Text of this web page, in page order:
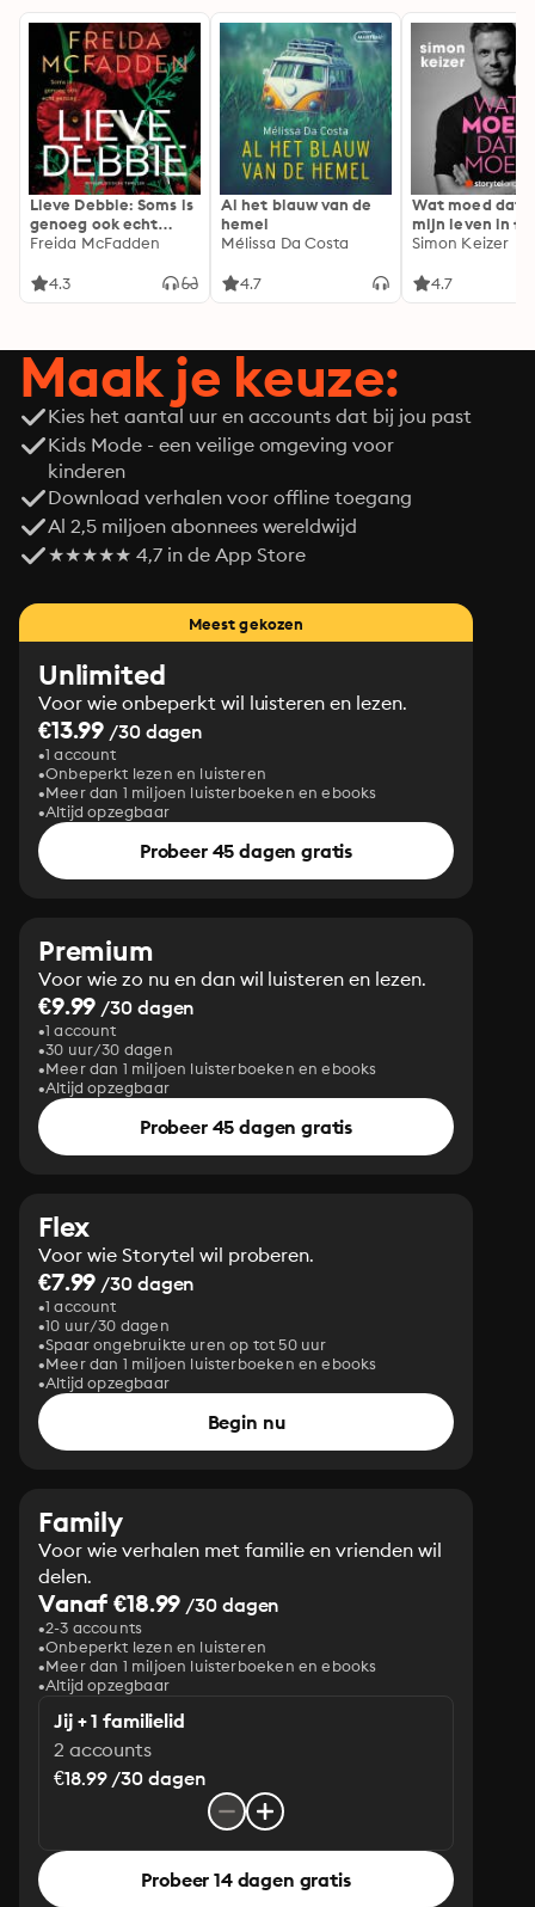
Lieve Debbie: Soms is
genoeg ook echt
genoeg...
Freida McFadden
4.3
Al het blauw van de
hemel
Mélissa Da Costa
4.7
Wat moed dat
mijn leven in
Simon Keizer
4.7
Maak je keuze:
Kies het aantal uur en accounts dat bij jou past
Kids Mode - een veilige omgeving voor
kinderen
Download verhalen voor offline toegang
Al 2,5 miljoen abonnees wereldwijd
★★★★★ 4,7 in de App Store
Meest gekozen
Unlimited
Voor wie onbeperkt wil luisteren en lezen.
€13.99 /30 dagen
1 account
Onbeperkt lezen en luisteren
Meer dan 1 miljoen luisterboeken en ebooks
Altijd opzegbaar
Probeer 45 dagen gratis
Premium
Voor wie zo nu en dan wil luisteren en lezen.
€9.99 /30 dagen
1 account
30 uur/30 dagen
Meer dan 1 miljoen luisterboeken en ebooks
Altijd opzegbaar
Probeer 45 dagen gratis
Flex
Voor wie Storytel wil proberen.
€7.99 /30 dagen
1 account
10 uur/30 dagen
Spaar ongebruikte uren op tot 50 uur
Meer dan 1 miljoen luisterboeken en ebooks
Altijd opzegbaar
Begin nu
Family
Voor wie verhalen met familie en vrienden wil
delen.
Vanaf €18.99 /30 dagen
2-3 accounts
Onbeperkt lezen en luisteren
Meer dan 1 miljoen luisterboeken en ebooks
Altijd opzegbaar
Jij + 1 familielid
2 accounts
€18.99 /30 dagen
Probeer 14 dagen gratis